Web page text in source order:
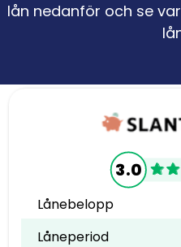
lån nedanför och se
3.0
Lånebelopp
Låneperiod